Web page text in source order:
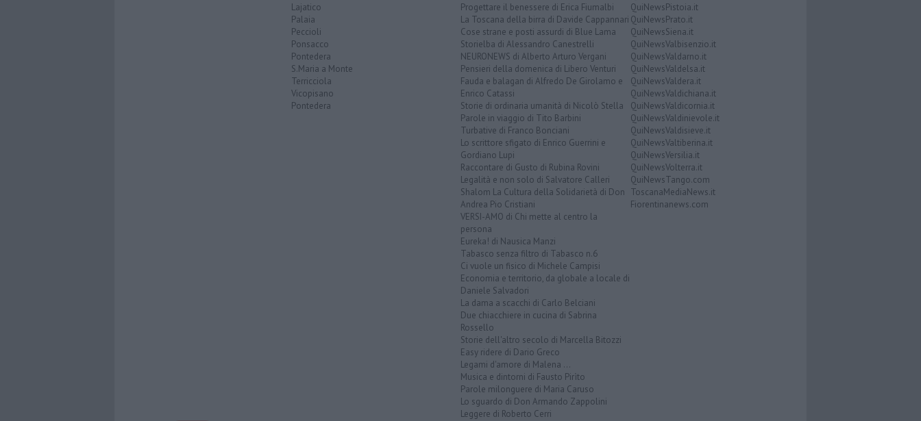
Lajatico
Palaia
Peccioli
Ponsacco
Pontedera
S.Maria a Monte
Terricciola
Vicopisano
Pontedera
Progettare il benessere di Erica Fiumalbi
La Toscana della birra di Davide Cappannari
Cose strane e posti assurdi di Blue Lama
Storielba di Alessandro Canestrelli
NEURONEWS di Alberto Arturo Vergani
Pensieri della domenica di Libero Venturi
Fauda e balagan di Alfredo De Girolamo e
Enrico Catassi
Storie di ordinaria umanità di Nicolò Stella
Parole in viaggio di Tito Barbini
Turbative di Franco Bonciani
Lo scrittore sfigato di Enrico Guerrini e
Gordiano Lupi
Raccontare di Gusto di Rubina Rovini
Legalità e non solo di Salvatore Calleri
Shalom La Cultura della Solidarietà di Don
Andrea Pio Cristiani
VERSI-AMO di Chi mette al centro la
persona
Eureka! di Nausica Manzi
Tabasco senza filtro di Tabasco n.6
Ci vuole un fisico di Michele Campisi
Economia e territorio, da globale a locale di
Daniele Salvadori
La dama a scacchi di Carlo Belciani
Due chiacchiere in cucina di Sabrina
Rossello
Storie dell'altro secolo di Marcella Bitozzi
Easy ridere di Dario Greco
Legami d'amore di Malena ...
Musica e dintorni di Fausto Pirìto
Parole milonguere di Maria Caruso
Lo sguardo di Don Armando Zappolini
Leggere di Roberto Cerri
QuiNewsPistoia.it
QuiNewsPrato.it
QuiNewsSiena.it
QuiNewsValbisenzio.it
QuiNewsValdarno.it
QuiNewsValdelsa.it
QuiNewsValdera.it
QuiNewsValdichiana.it
QuiNewsValdicornia.it
QuiNewsValdinievole.it
QuiNewsValdisieve.it
QuiNewsValtiberina.it
QuiNewsVersilia.it
QuiNewsVolterra.it
QuiNewsTango.com
ToscanaMediaNews.it
Fiorentinanews.com